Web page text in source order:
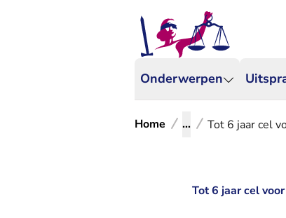
Onderwerpen
Home ... Tot 6 jaar cel
Tot 6 jaar cel